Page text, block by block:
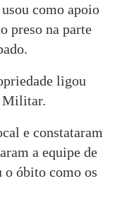
como apoio
preso na parte
ligou
Militar.
e constataram
a equipe de
o óbito como os